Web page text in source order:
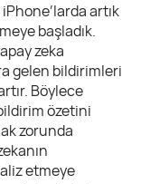
artık
başladık.
zeka
gelen bildirimleri
Böylece
özetini
zorunda
etmeye